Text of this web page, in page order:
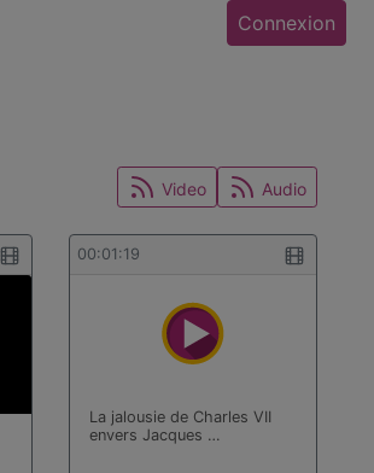
Connexion
Audio
Video
00:01:19
La jalousie de Charles VII
envers Jacques …